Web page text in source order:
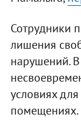
Сотрудники
лишения
нарушений.
условиях
помещениях.